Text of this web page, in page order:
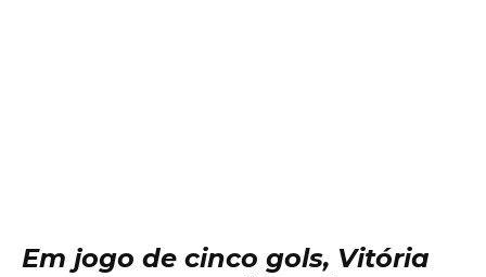
Em jogo de cinco gols, Vitória